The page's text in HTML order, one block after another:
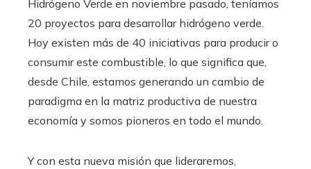
Hidrógeno Verde en noviembre pasado, teníamos
20 proyectos para desarrollar hidrógeno verde.
Hoy existen más de 40 iniciativas para producir o
consumir este combustible, lo que significa que,
desde Chile, estamos generando un cambio de
paradigma en la matriz productiva de nuestra
economía y somos pioneros en todo el mundo.
Y con esta nueva misión que lideraremos,